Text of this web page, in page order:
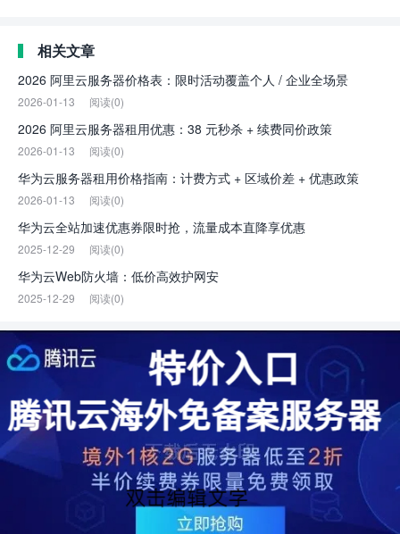
相关文章
2026 阿里云服务器价格表：限时活动覆盖个人 / 企业全场景
2026-01-13 阅读(0)
2026 阿里云服务器租用优惠：38 元秒杀 + 续费同价政策
2026-01-13 阅读(0)
华为云服务器租用价格指南：计费方式 + 区域价差 + 优惠政策
2026-01-13 阅读(0)
华为云全站加速优惠券限时抢，流量成本直降享优惠
2025-12-29 阅读(0)
华为云Web防火墙：低价高效护网安
2025-12-29 阅读(0)